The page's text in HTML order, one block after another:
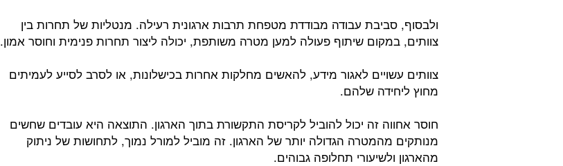
ולבסוף, סביבת עבודה מבודדת מטפחת תרבות ארגונית רעילה. מנטליות של תחרות בין
צוותים, במקום שיתוף פעולה למען מטרה משותפת, יכולה ליצור תחרות פנימית וחוסר אמון.
צוותים עשויים לאגור מידע, להאשים מחלקות אחרות בכישלונות, או לסרב לסייע לעמיתים
מחוץ ליחידה שלהם.
חוסר אחווה זה יכול להוביל לקריסת התקשורת בתוך הארגון. התוצאה היא עובדים שחשים
מנותקים מהמטרה הגדולה יותר של הארגון. זה מוביל למורל נמוך, לתחושות של ניתוק
מהארגון ולשיעורי תחלופה גבוהים.